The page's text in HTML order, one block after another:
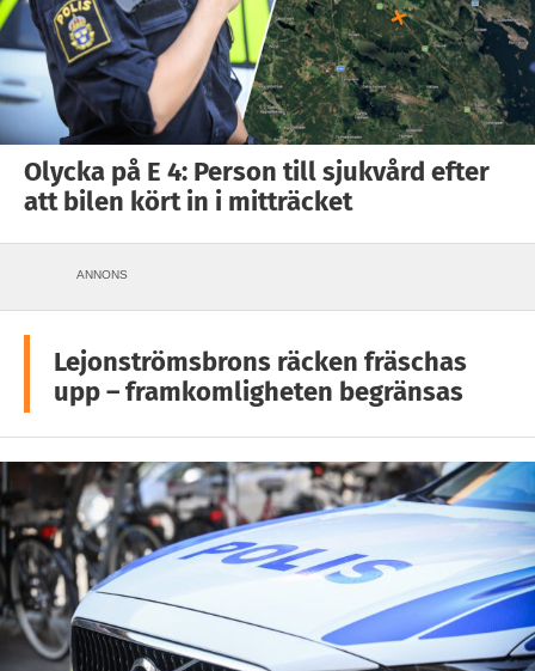
Olycka på E 4: Person till sjukvård efter
att bilen kört in i mitträcket
ANNONS
Lejonströmsbrons räcken fräschas
upp – framkomligheten begränsas